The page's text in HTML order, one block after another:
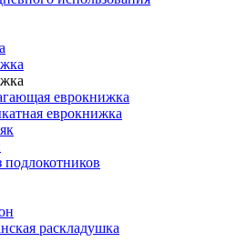
еврокнижка
еврокнижка
подлокотников
раскладушка